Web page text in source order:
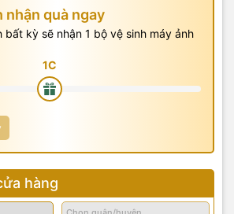
nhận quà ngay
bất kỳ sẽ nhận 1 bộ vệ sinh máy ảnh
hàng